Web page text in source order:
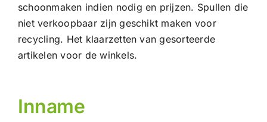
schoonmaken indien nodig en prijzen. Spullen die
niet verkoopbaar zijn geschikt maken voor
recycling. Het klaarzetten van gesorteerde
artikelen voor de winkels.
Inname